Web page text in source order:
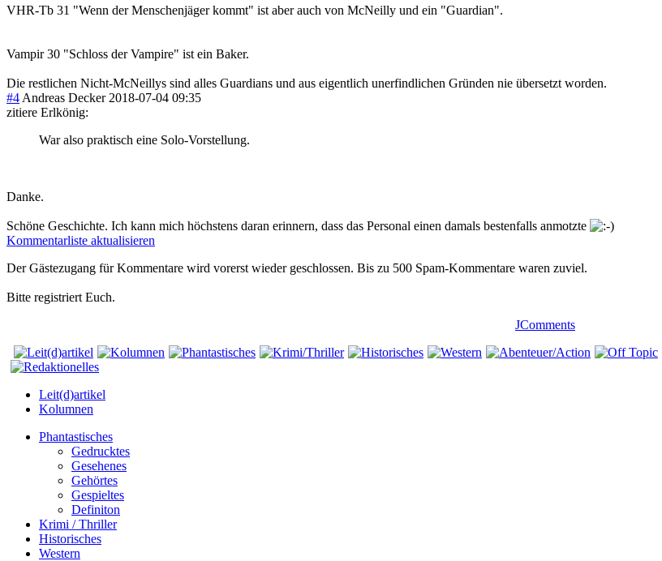
VHR-Tb 31 "Wenn der Menschenjäger kommt" ist aber auch von McNeilly und ein "Guardian".
Vampir 30 "Schloss der Vampire" ist ein Baker.
Die restlichen Nicht-McNeillys sind alles Guardians und aus eigentlich unerfindlichen Gründen nie übersetzt worden.
#4 Andreas Decker 2018-07-04 09:35
zitiere Erlkönig:
War also praktisch eine Solo-Vorstellung.
Danke.
Schöne Geschichte. Ich kann mich höchstens daran erinnern, dass das Personal einen damals bestenfalls anmotzte
Kommentarliste aktualisieren
Der Gästezugang für Kommentare wird vorerst wieder geschlossen. Bis zu 500 Spam-Kommentare waren zuviel.
Bitte registriert Euch.
JComments
Leit(d)artikel
Kolumnen
Phantastisches
Gedrucktes
Gesehenes
Gehörtes
Gespieltes
Definiton
Krimi / Thriller
Historisches
Western